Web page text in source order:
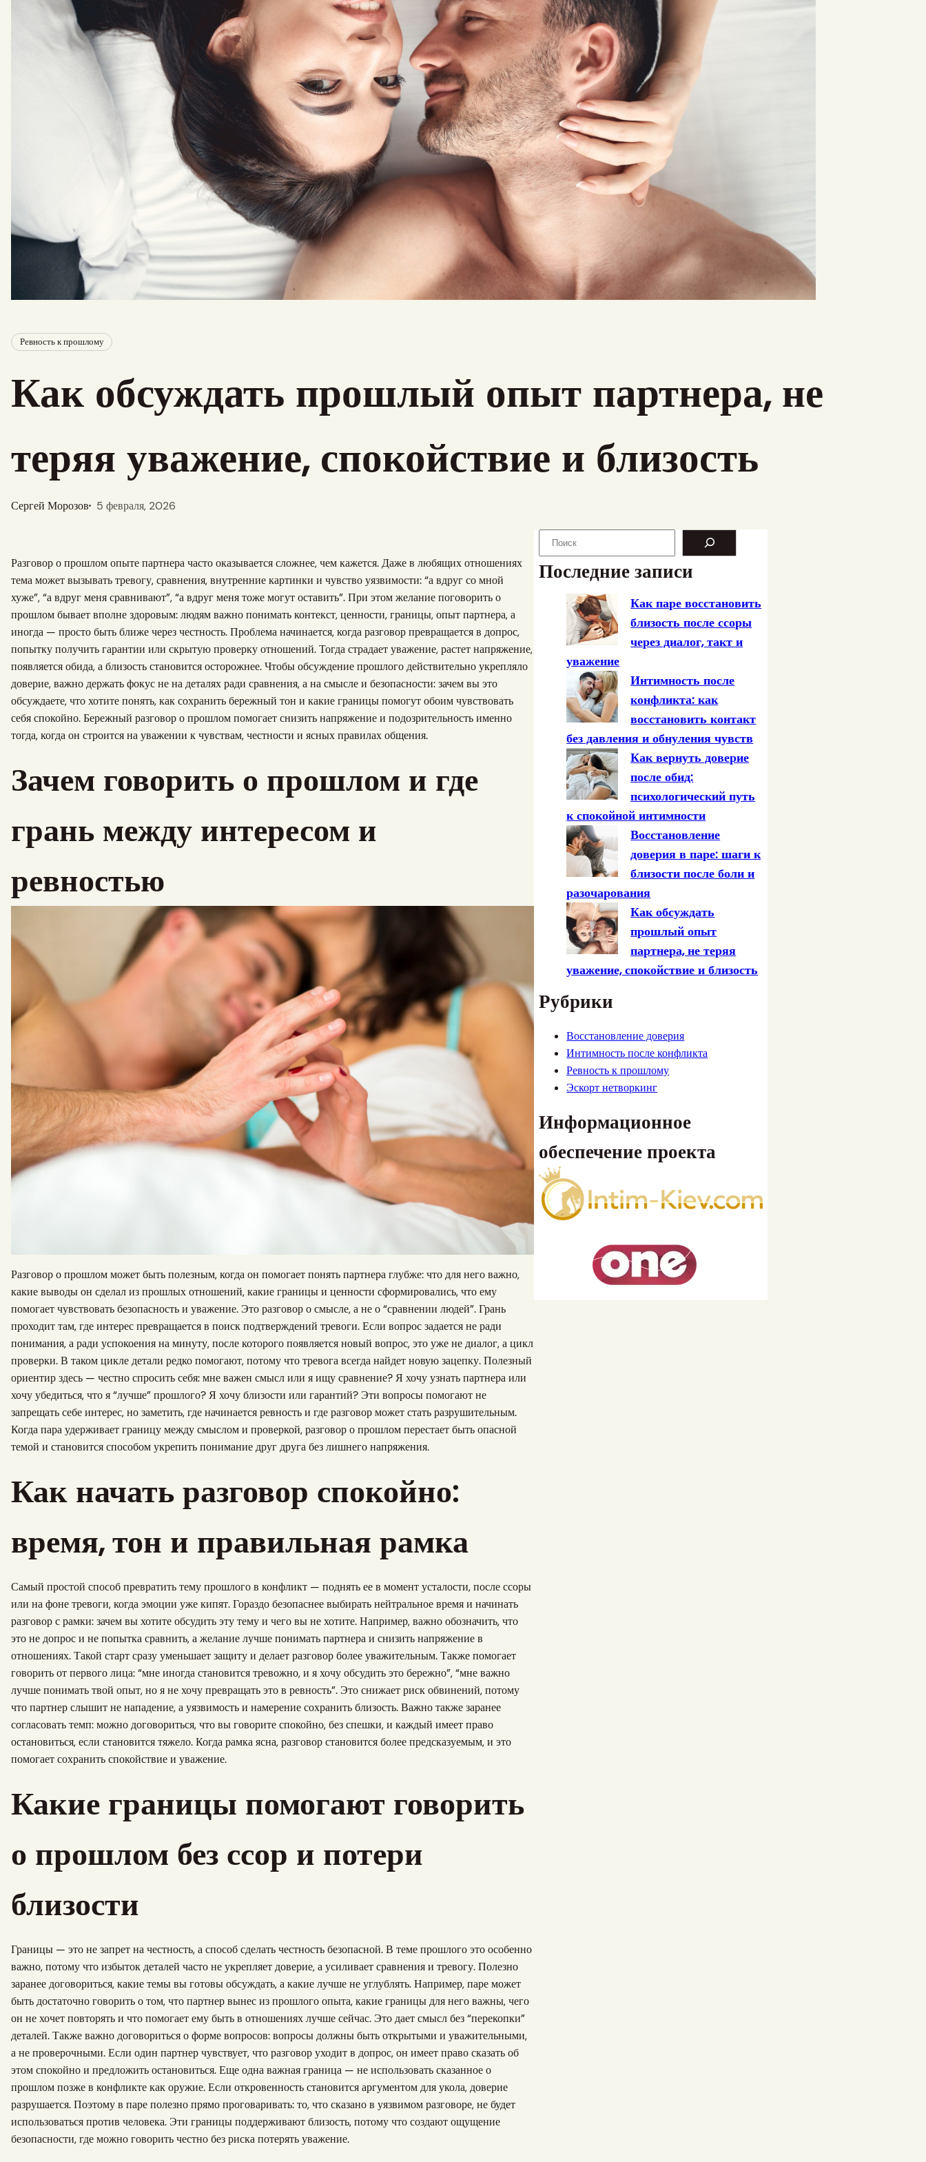
Ревность к прошлому
Как обсуждать прошлый опыт партнера, не
теряя уважение, спокойствие и близость
Сергей Морозов 5 февраля, 2026
Разговор о прошлом опыте партнера часто оказывается сложнее, чем кажется. Даже в любящих отношениях
тема может вызывать тревогу, сравнения, внутренние картинки и чувство уязвимости: “а вдруг со мной
хуже”, “а вдруг меня сравнивают”, “а вдруг меня тоже могут оставить”. При этом желание поговорить о
прошлом бывает вполне здоровым: людям важно понимать контекст, ценности, границы, опыт партнера, а
иногда — просто быть ближе через честность. Проблема начинается, когда разговор превращается в допрос,
попытку получить гарантии или скрытую проверку отношений. Тогда страдает уважение, растет напряжение,
появляется обида, а близость становится осторожнее. Чтобы обсуждение прошлого действительно укрепляло
доверие, важно держать фокус не на деталях ради сравнения, а на смысле и безопасности: зачем вы это
обсуждаете, что хотите понять, как сохранить бережный тон и какие границы помогут обоим чувствовать
себя спокойно. Бережный разговор о прошлом помогает снизить напряжение и подозрительность именно
тогда, когда он строится на уважении к чувствам, честности и ясных правилах общения.
Зачем говорить о прошлом и где
грань между интересом и
ревностью
Разговор о прошлом может быть полезным, когда он помогает понять партнера глубже: что для него важно,
какие выводы он сделал из прошлых отношений, какие границы и ценности сформировались, что ему
помогает чувствовать безопасность и уважение. Это разговор о смысле, а не о “сравнении людей”. Грань
проходит там, где интерес превращается в поиск подтверждений тревоги. Если вопрос задается не ради
понимания, а ради успокоения на минуту, после которого появляется новый вопрос, это уже не диалог, а цикл
проверки. В таком цикле детали редко помогают, потому что тревога всегда найдет новую зацепку. Полезный
ориентир здесь — честно спросить себя: мне важен смысл или я ищу сравнение? Я хочу узнать партнера или
хочу убедиться, что я “лучше” прошлого? Я хочу близости или гарантий? Эти вопросы помогают не
запрещать себе интерес, но заметить, где начинается ревность и где разговор может стать разрушительным.
Когда пара удерживает границу между смыслом и проверкой, разговор о прошлом перестает быть опасной
темой и становится способом укрепить понимание друг друга без лишнего напряжения.
Как начать разговор спокойно:
время, тон и правильная рамка
Самый простой способ превратить тему прошлого в конфликт — поднять ее в момент усталости, после ссоры
или на фоне тревоги, когда эмоции уже кипят. Гораздо безопаснее выбирать нейтральное время и начинать
разговор с рамки: зачем вы хотите обсудить эту тему и чего вы не хотите. Например, важно обозначить, что
это не допрос и не попытка сравнить, а желание лучше понимать партнера и снизить напряжение в
отношениях. Такой старт сразу уменьшает защиту и делает разговор более уважительным. Также помогает
говорить от первого лица: “мне иногда становится тревожно, и я хочу обсудить это бережно”, “мне важно
лучше понимать твой опыт, но я не хочу превращать это в ревность”. Это снижает риск обвинений, потому
что партнер слышит не нападение, а уязвимость и намерение сохранить близость. Важно также заранее
согласовать темп: можно договориться, что вы говорите спокойно, без спешки, и каждый имеет право
остановиться, если становится тяжело. Когда рамка ясна, разговор становится более предсказуемым, и это
помогает сохранить спокойствие и уважение.
Какие границы помогают говорить
о прошлом без ссор и потери
близости
Границы — это не запрет на честность, а способ сделать честность безопасной. В теме прошлого это особенно
важно, потому что избыток деталей часто не укрепляет доверие, а усиливает сравнения и тревогу. Полезно
заранее договориться, какие темы вы готовы обсуждать, а какие лучше не углублять. Например, паре может
быть достаточно говорить о том, что партнер вынес из прошлого опыта, какие границы для него важны, чего
он не хочет повторять и что помогает ему быть в отношениях лучше сейчас. Это дает смысл без “перекопки”
деталей. Также важно договориться о форме вопросов: вопросы должны быть открытыми и уважительными,
а не проверочными. Если один партнер чувствует, что разговор уходит в допрос, он имеет право сказать об
этом спокойно и предложить остановиться. Еще одна важная граница — не использовать сказанное о
прошлом позже в конфликте как оружие. Если откровенность становится аргументом для укола, доверие
разрушается. Поэтому в паре полезно прямо проговаривать: то, что сказано в уязвимом разговоре, не будет
использоваться против человека. Эти границы поддерживают близость, потому что создают ощущение
безопасности, где можно говорить честно без риска потерять уважение.
e
a
Последние записи
Как паре восстановить
близость после ссоры
через диалог, такт и
уважение
Интимность после
конфликта: как
восстановить контакт
без давления и обнуления чувств
Как вернуть доверие
после обид:
психологический путь
к спокойной интимности
Восстановление
доверия в паре: шаги к
близости после боли и
разочарования
Как обсуждать
прошлый опыт
партнера, не теряя
уважение, спокойствие и близость
Рубрики
Восстановление доверия
Интимность после конфликта
Ревность к прошлому
Эскорт нетворкинг
Информационное
обеспечение проекта